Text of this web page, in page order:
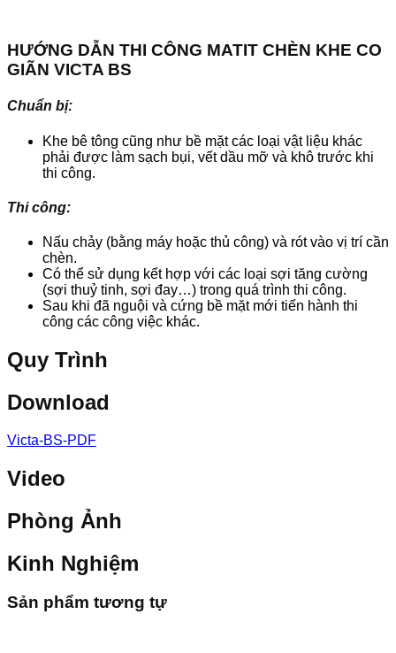
HƯỚNG DẪN THI CÔNG MATIT CHÈN KHE CO
GIÃN VICTA BS
Chuẩn bị:
Khe bê tông cũng như bề mặt các loại vật liệu khác
phải được làm sạch bụi, vết dầu mỡ và khô trước khi
thi công.
Thi công:
Nấu chảy (bằng máy hoặc thủ công) và rót vào vị trí cần
chèn.
Có thể sử dụng kết hợp với các loại sợi tăng cường
(sợi thuỷ tinh, sợi đay…) trong quá trình thi công.
Sau khi đã nguội và cứng bề mặt mới tiến hành thi
công các công việc khác.
Quy Trình
Download
Victa-BS-PDF
Video
Phòng Ảnh
Kinh Nghiệm
Sản phẩm tương tự